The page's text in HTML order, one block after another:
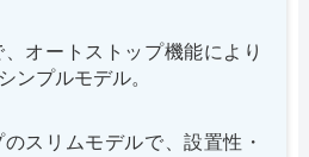
オートストップ機能により
ンプルモデル。
スリムモデルで、設置性・